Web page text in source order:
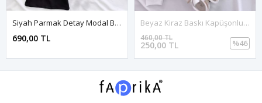
Siyah Parmak Detay Modal Büzgülü Takım
690,00 TL
Beyaz Kiraz Baskı Kapüşonlu Sweat
250,00 TL
460,00 TL
%46